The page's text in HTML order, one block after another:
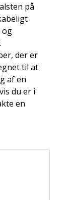
på
og
der er
til at
af en
du er i
en